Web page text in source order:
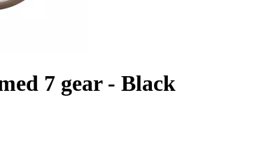
7 gear - Black